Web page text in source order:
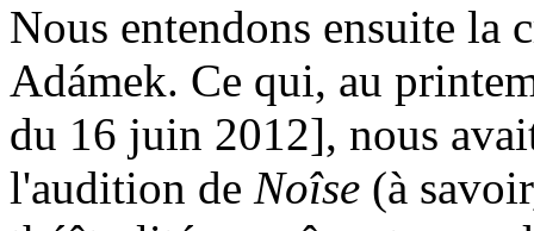
Nous entendons ensuite la
Adámek. Ce qui, au
du 16 juin 2012], nous
l'audition de Noîse (à